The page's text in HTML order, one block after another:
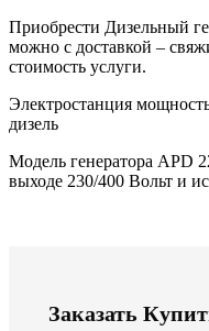
Приобрести Дизельный
можно с доставкой –
стоимость услуги.
Электростанция
дизель
Модель генератора APD
выходе 230/400 Вольт и
Заказать